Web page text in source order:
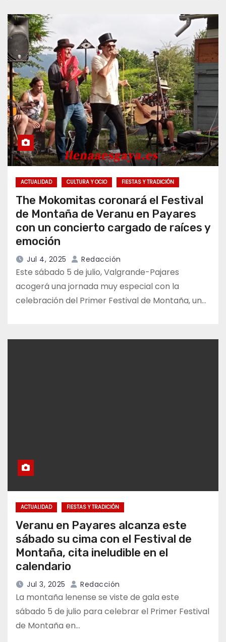
ACTUALIDAD CULTURA Y OCIO FIESTAS Y TRADICIÓN
The Mokomitas coronará el Festival
de Montaña de Veranu en Payares
con un concierto cargado de raíces y
emoción
Jul 4, 2025 Redacción
Este sábado 5 de julio, Valgrande-Pajares
acogerá una jornada muy especial con la
celebración del Primer Festival de Montaña, un…
ACTUALIDAD FIESTAS Y TRADICIÓN
Veranu en Payares alcanza este
sábado su cima con el Festival de
Montaña, cita ineludible en el
calendario
Jul 3, 2025 Redacción
La montaña lenense se viste de gala este
sábado 5 de julio para celebrar el Primer Festival
de Montaña en…